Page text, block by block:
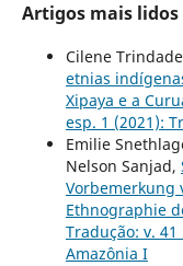
Artigos mais
Cilene
etnias
Xipaya e a
esp. 1 (2021):
Emilie
Nelson Sanjad,
Vorbemerkung
Ethnographie
Tradução: v.
Amazônia I